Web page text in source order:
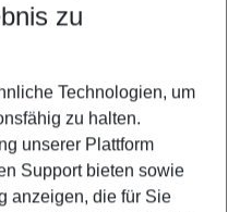
zu
Technologien, um
zu halten.
unserer Plattform
Support bieten sowie
anzeigen, die für Sie